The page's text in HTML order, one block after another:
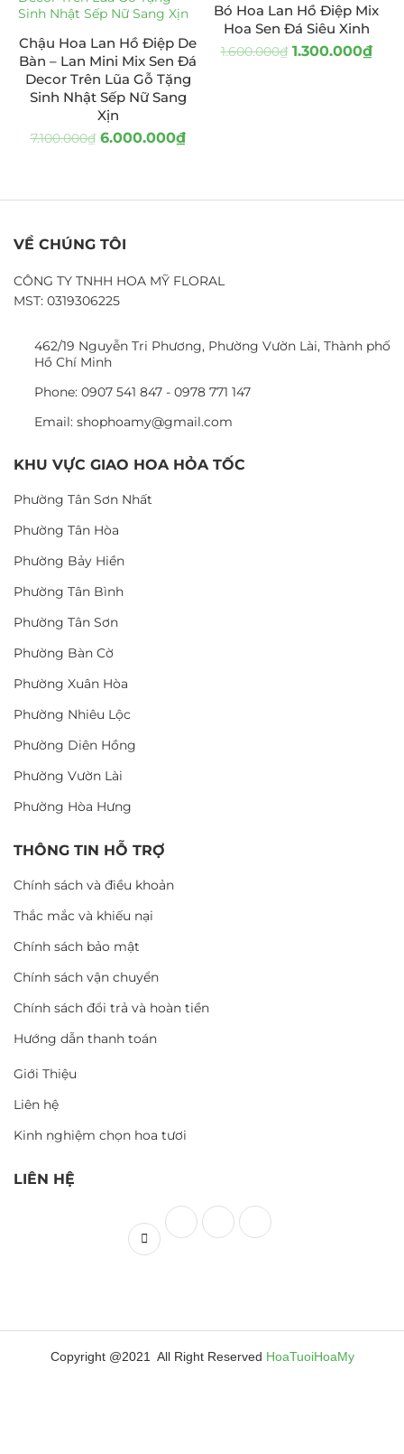
Chậu Hoa Lan Hồ Điệp De
Bàn – Lan Mini Mix Sen Đá
Decor Trên Lũa Gỗ Tặng
Sinh Nhật Sếp Nữ Sang
Xịn
7.100.000₫ 6.000.000₫
Bó Hoa Lan Hồ Điệp Mix
Hoa Sen Đá Siêu Xinh
1.600.000₫ 1.300.000₫
VỀ CHÚNG TÔI
CÔNG TY TNHH HOA MỸ FLORAL
MST: 0319306225
462/19 Nguyễn Tri Phương, Phường Vườn Lài, Thành phố
Hồ Chí Minh
Phone: 0907 541 847 - 0978 771 147
Email: shophoamy@gmail.com
KHU VỰC GIAO HOA HỎA TỐC
Phường Tân Sơn Nhất
Phường Tân Hòa
Phường Bảy Hiền
Phường Tân Bình
Phường Tân Sơn
Phường Bàn Cờ
Phường Xuân Hòa
Phường Nhiêu Lộc
Phường Diên Hồng
Phường Vườn Lài
Phường Hòa Hưng
THÔNG TIN HỖ TRỢ
Chính sách và điều khoản
Thắc mắc và khiếu nại
Chính sách bảo mật
Chính sách vận chuyển
Chính sách đổi trả và hoàn tiền
Hướng dẫn thanh toán
Giới Thiệu
Liên hệ
Kinh nghiệm chọn hoa tươi
LIÊN HỆ
Copyright @2021 All Right Reserved HoaTuoiHoaMy